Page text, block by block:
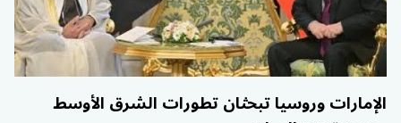
الإمارات وروسيا تبحثان تطورات الشرق الأوسط